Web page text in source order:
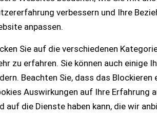
verbessern und Ihre
anpassen.
Sie auf die verschiedenen
zu erfahren. Sie können auch einige
Beachten Sie, dass das Blockieren
Auswirkungen auf Ihre Erfahrung
auf die Dienste haben kann, die wir
E-